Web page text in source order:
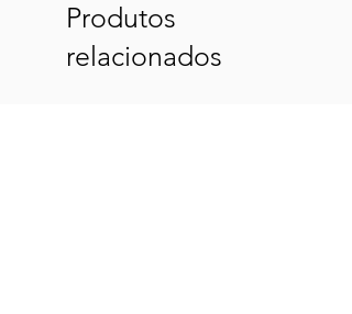
Produtos
relacionados